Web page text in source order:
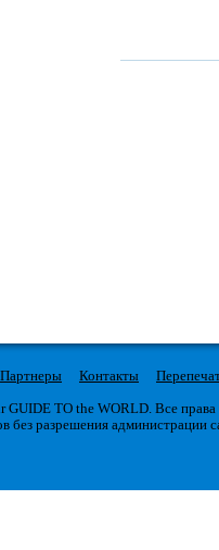
Партнеры Контакты
GUIDE TO the WORLD. Все
без разрешения администрации